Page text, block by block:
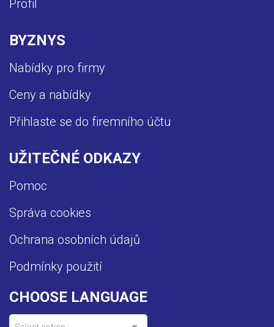
Profil
BYZNYS
Nabídky pro firmy
Ceny a nabídky
Přihlaste se do firemního účtu
UŽITEČNÉ ODKAZY
Pomoc
Správa cookies
Ochrana osobních údajů
Podmínky použití
CHOOSE LANGUAGE